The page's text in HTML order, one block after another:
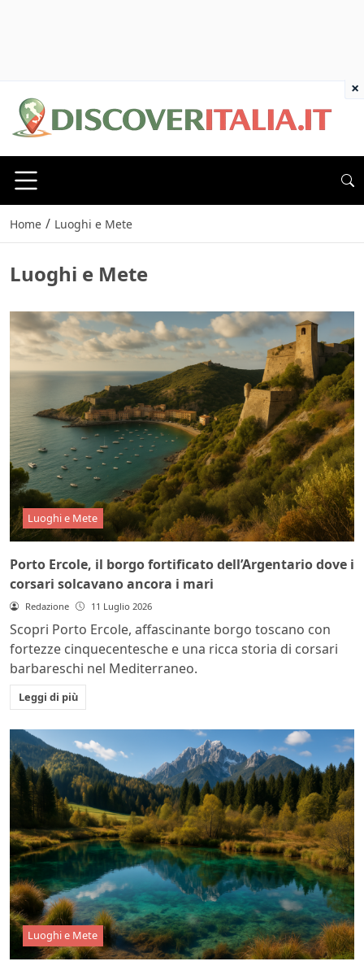
Home / Luoghi e Mete
Luoghi e Mete
Luoghi e Mete
Porto Ercole, il borgo fortificato dell’Argentario dove i
corsari solcavano ancora i mari
Redazione 11 Luglio 2026
Scopri Porto Ercole, affascinante borgo toscano con
fortezze cinquecentesche e una ricca storia di corsari
barbareschi nel Mediterraneo.
Leggi di più
Luoghi e Mete
×